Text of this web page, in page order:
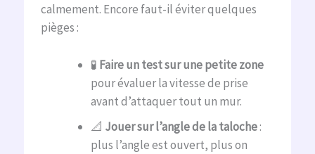
calmement. Encore faut-il éviter quelques
pièges :
🧪 Faire un test sur une petite zone
pour évaluer la vitesse de prise
avant d’attaquer tout un mur.
📐 Jouer sur l’angle de la taloche:
plus l’angle est ouvert, plus on